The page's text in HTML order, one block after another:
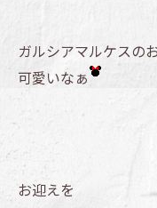
ガルシアマルケスの
可愛いなぁ
お迎えを